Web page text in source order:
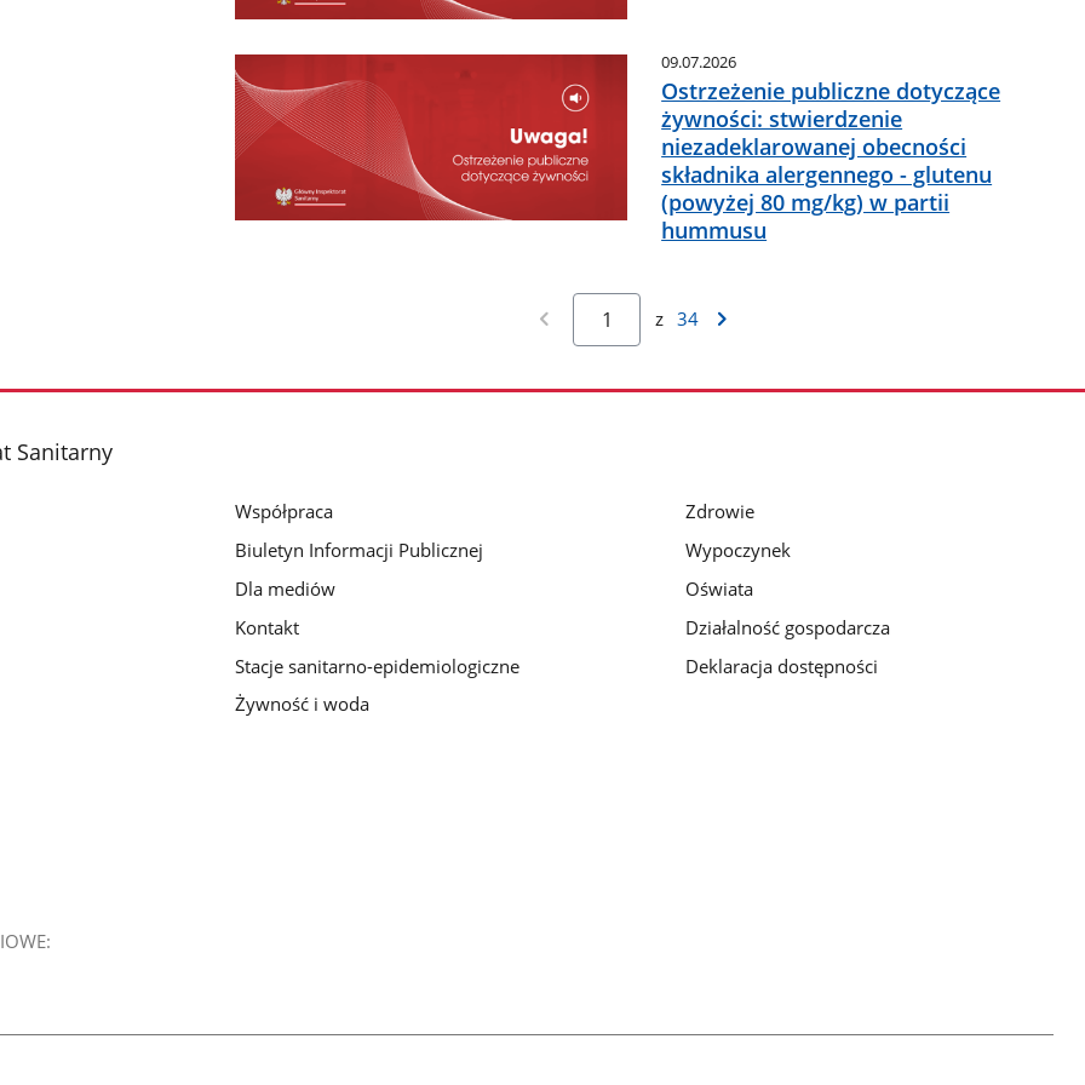
09.07.2026
Ostrzeżenie publiczne dotyczące
żywności: stwierdzenie
niezadeklarowanej obecności
składnika alergennego - glutenu
(powyżej 80 mg/kg) w partii
hummusu
z 34
Sanitarny
Współpraca
Biuletyn Informacji Publicznej
Dla mediów
Kontakt
Stacje sanitarno-epidemiologiczne
Żywność i woda
Zdrowie
Wypoczynek
Oświata
Działalność gospodarcza
Deklaracja dostępności